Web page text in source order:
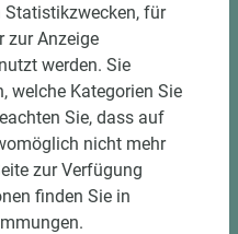
für
zur Anzeige
werden. Sie
welche Kategorien Sie
Sie, dass auf
nicht mehr
zur Verfügung
finden Sie in